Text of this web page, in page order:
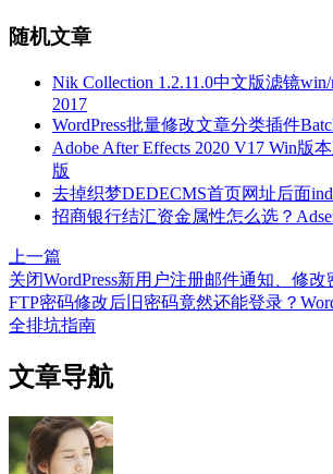
随机文章
Nik Collection 1.2.11.0中文版滤镜
2017
WordPress批量修改文章分类插件
Adobe After Effects 2020 V17 Win版
版
去掉织梦DEDECMS首页网址后面
招商银行结汇资金属性怎么选？
上一篇
关闭WordPress新用户注册邮件通知、修改
FTP密码修改后旧密码竟然还能登录？
全排坑指南
文章导航